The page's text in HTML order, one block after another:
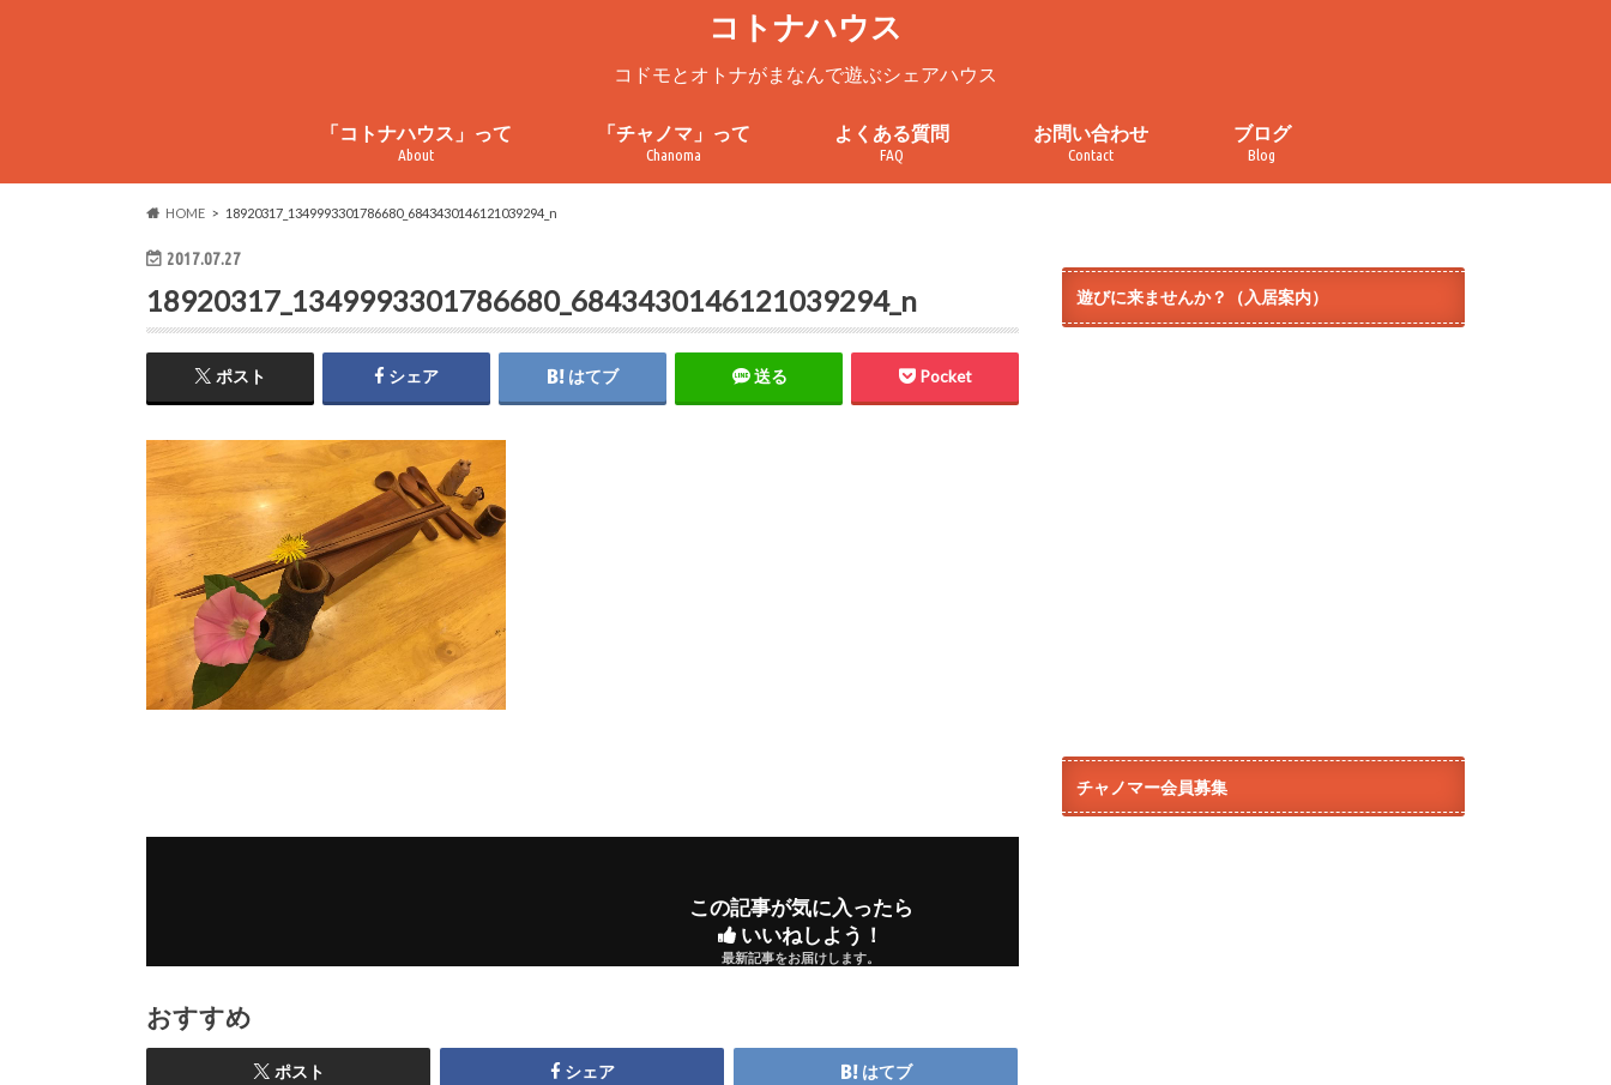
コトナハウス
コドモとオトナがまなんで遊ぶシェアハウス
「コトナハウス」って
About
「チャノマ」って
Chanoma
よくある質問
FAQ
お問い合わせ
Contact
ブログ
Blog
HOME 18920317_1349993301786680_6843430146121039294_n
2017.07.27
18920317_1349993301786680_6843430146121039294_n
ポスト シェア はてブ 送る Pocket
この記事が気に入ったら
いいねしよう！
最新記事をお届けします。
おすすめ
ポスト シェア はてブ
遊びに来ませんか？（入居案内）
チャノマー会員募集